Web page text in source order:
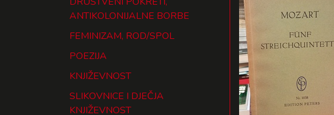
ANTIKOLONIJALNE BORBE
FEMINIZAM, ROD/SPOL
POEZIJA
KNJIŽEVNOST
SLIKOVNICE I DJEČJA
KNJIŽEVNOST